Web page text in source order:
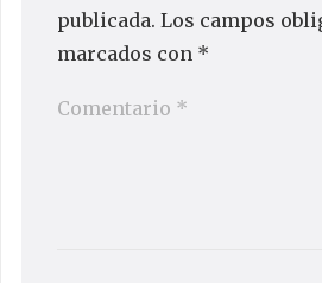
publicada. Los campos
marcados con *